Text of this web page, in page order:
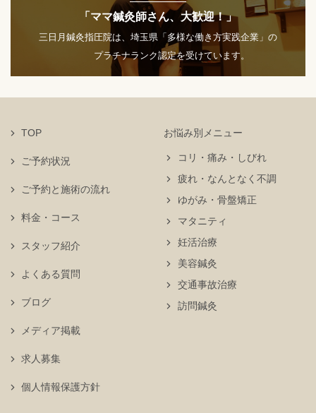
「ママ鍼灸師さん、大歓迎！」
三日月鍼灸指圧院は、埼玉県「多様な働き方実践企業」の
プラチナランク認定を受けています。
TOP
ご予約状況
お悩み別メニュー
コリ・痛み・しびれ
疲れ・なんとなく不調
ゆがみ・骨盤矯正
マタニティ
妊活治療
美容鍼灸
交通事故治療
訪問鍼灸
ご予約と施術の流れ
料金・コース
スタッフ紹介
よくある質問
ブログ
メディア掲載
求人募集
個人情報保護方針